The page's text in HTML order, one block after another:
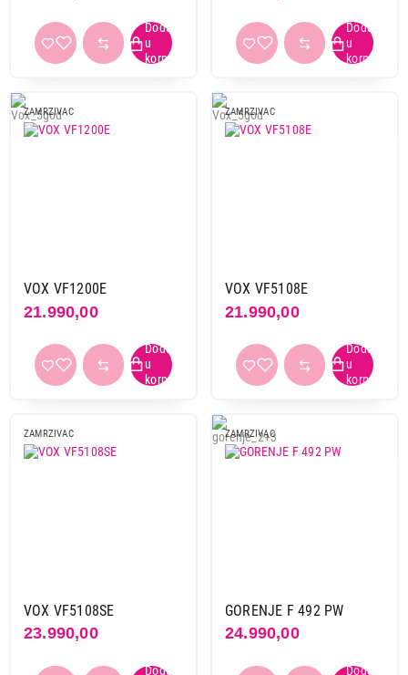
ZAMRZIVAC
VOX VF1200E
21.990,00
ZAMRZIVAC
VOX VF5108E
21.990,00
ZAMRZIVAC
VOX VF5108SE
23.990,00
ZAMRZIVAC
GORENJE F 492 PW
24.990,00